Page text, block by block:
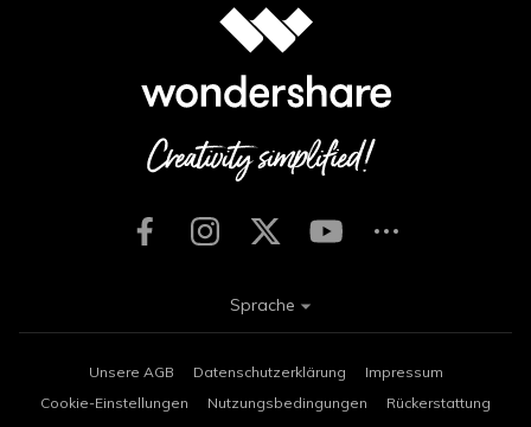
Unsere AGB Datenschutzerklärung
Impressum
Cookie-Einstellungen
Nutzungsbedingungen
Rückerstattung
Sprache